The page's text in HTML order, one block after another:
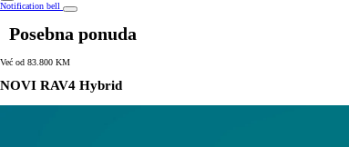
Notification bell
Posebna ponuda
Već od 83.800 KM
NOVI RAV4 Hybrid